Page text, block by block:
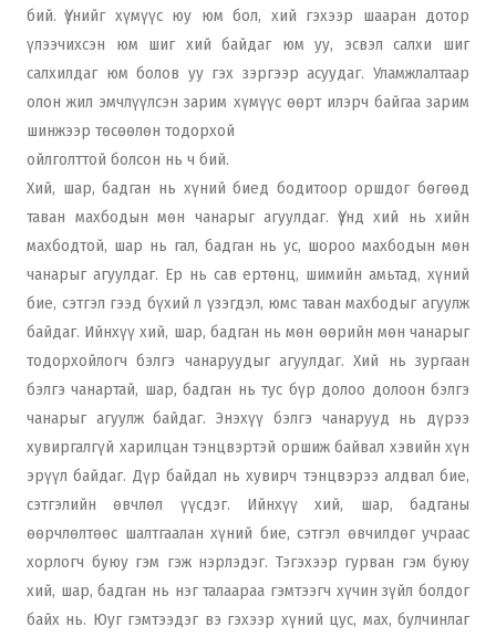
бий. Үүнийг хүмүүс юу юм бол, хий гэхээр шааран дотор
үлээчихсэн юм шиг хий байдаг юм уу, эсвэл салхи шиг
салхилдаг юм болов уу гэх зэргээр асуудаг. Уламжлалтаар
олон жил эмчлүүлсэн зарим хүмүүс өөрт илэрч байгаа зарим
шинжээр төсөөлөн тодорхой
ойлголттой болсон нь ч бий.
Хий, шар, бадган нь хүний биед бодитоор оршдог бөгөөд
таван махбодын мөн чанарыг агуулдаг. Үүнд хий нь хийн
махбодтой, шар нь гал, бадган нь ус, шороо махбодын мөн
чанарыг агуулдаг. Ер нь сав ертөнц, шимийн амьтад, хүний
бие, сэтгэл гээд бүхий л үзэгдэл, юмс таван махбодыг агуулж
байдаг. Ийнхүү хий, шар, бадган нь мөн өөрийн мөн чанарыг
тодорхойлогч бэлгэ чанаруудыг агуулдаг. Хий нь зургаан
бэлгэ чанартай, шар, бадган нь тус бүр долоо долоон бэлгэ
чанарыг агуулж байдаг. Энэхүү бэлгэ чанарууд нь дүрээ
хувиргалгүй харилцан тэнцвэртэй оршиж байвал хэвийн хүн
эрүүл байдаг. Дүр байдал нь хувирч тэнцвэрээ алдвал бие,
сэтгэлийн өвчлөл үүсдэг. Ийнхүү хий, шар, бадганы
өөрчлөлтөөс шалтгаалан хүний бие, сэтгэл өвчилдөг учраас
хорлогч буюу гэм гэж нэрлэдэг. Тэгэхээр гурван гэм буюу
хий, шар, бадган нь нэг талаараа гэмтээгч хүчин зүйл болдог
байх нь. Юуг гэмтээдэг вэ гэхээр хүний цус, мах, булчинлаг